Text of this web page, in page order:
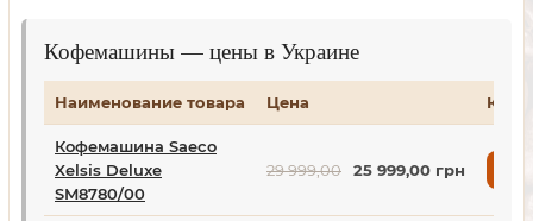
Кофемашины — цены в Украине
Наименование товара Цена
Кофемашина Saeco
Xelsis Deluxe
SM8780/00
29 999,00 25 999,00 грн